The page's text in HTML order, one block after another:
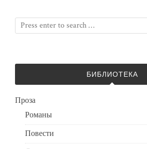
БИБЛИОТЕКА
Проза
Романы
Повести